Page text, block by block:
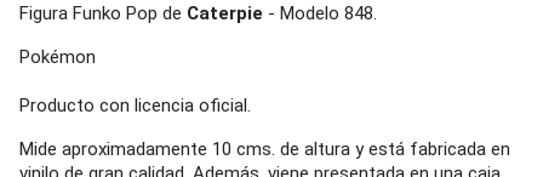
Figura Funko Pop de Caterpie - Modelo 848.
Pokémon
Producto con licencia oficial.
Mide aproximadamente 10 cms. de altura y está fabricada en